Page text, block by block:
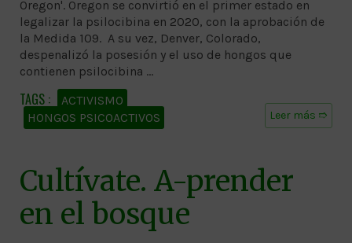
Oregon'. Oregon se convirtió en el primer estado en
legalizar la psilocibina en 2020, con la aprobación de
la Medida 109. A su vez, Denver, Colorado,
despenalizó la posesión y el uso de hongos que
contienen psilocibina …
Leer más ➱
ACTIVISMO
HONGOS PSICOACTIVOS
Cultívate. A-prender
en el bosque